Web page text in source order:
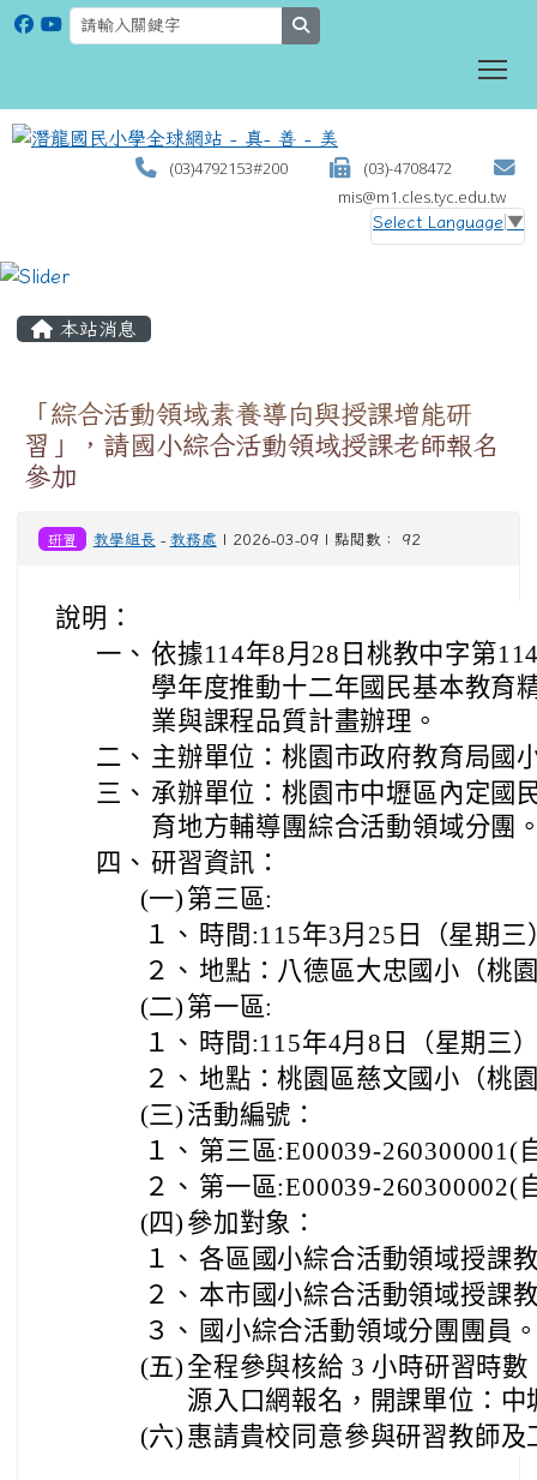
(03)4792153#200
(03)-4708472
mis@m1.cles.tyc.edu.tw
Select Language ▼
本站消息
「綜合活動領域素養導向與授課增能研
習」，請國小綜合活動領域授課老師報名
參加
研習 教學組長 - 教務處 | 2026-03-09 | 點閱數： 92
說明：
一、 依據114年8月28日桃教中字第
學年度推動十二年國民基本教育
業與課程品質計畫辦理。
二、 主辦單位：桃園市政府教育局國
三、 承辦單位：桃園市中壢區內定國
育地方輔導團綜合活動領域分團
四、 研習資訊：
(一) 第三區:
１、 時間:115年3月25日（星期
２、 地點：八德區大忠國小（桃
(二) 第一區:
１、 時間:115年4月8日（星期三
２、 地點：桃園區慈文國小（桃
(三) 活動編號：
１、 第三區:E00039-260300001(
２、 第一區:E00039-260300002(
(四) 參加對象：
１、 各區國小綜合活動領域授課
２、 本市國小綜合活動領域授課
３、 國小綜合活動領域分團團員
(五) 全程參與核給 3 小時研習時
源入口網報名，開課單位：中
(六) 惠請貴校同意參與研習教師